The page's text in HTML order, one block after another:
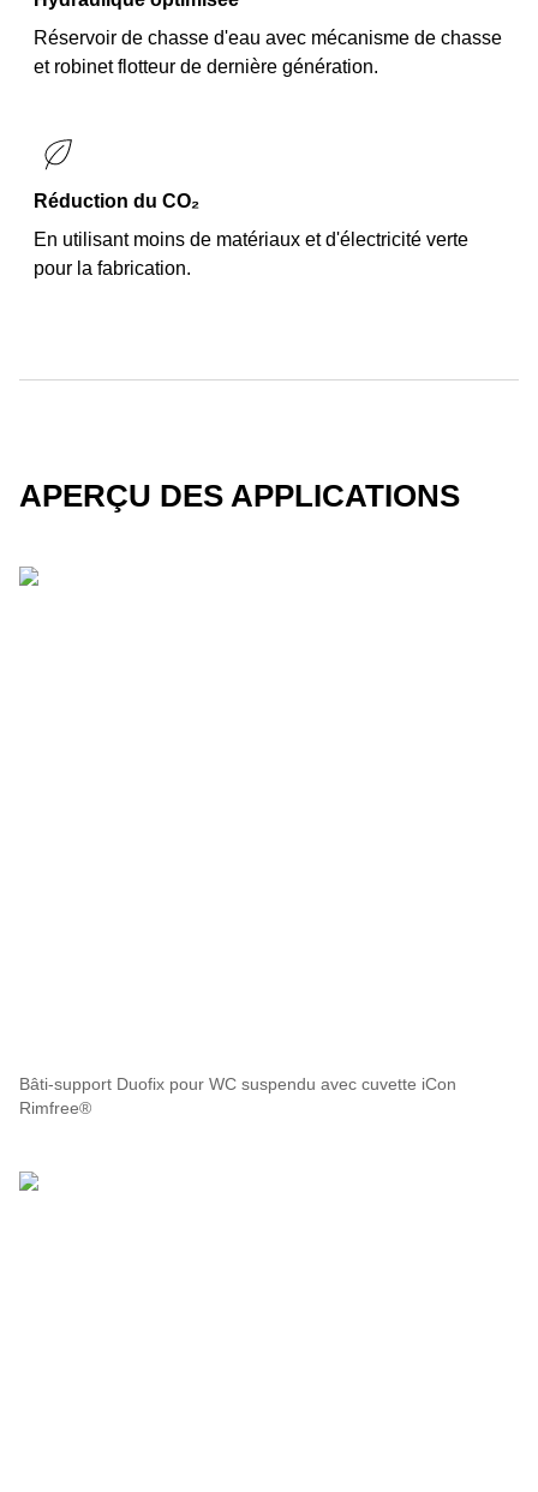
Réservoir de chasse d'eau avec mécanisme de chasse
et robinet flotteur de dernière génération.
Réduction du CO₂
En utilisant moins de matériaux et d'électricité verte
pour la fabrication.
APERÇU DES APPLICATIONS
Bâti-support Duofix pour WC suspendu avec cuvette iCon
Rimfree®